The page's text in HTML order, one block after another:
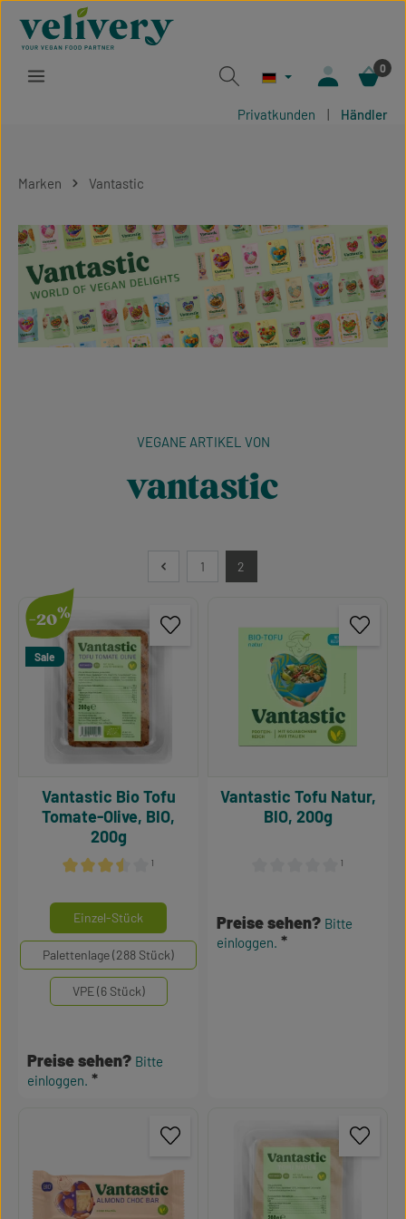
Zum Hauptinhalt springen
0
Privatkunden | Händler
Marken Vantastic
VEGANE ARTIKEL VON
vantastic
Seite
1
Seite
2
-20%
Sale
¹
Vantastic Bio Tofu
Tomate-Olive, BIO,
200g
Mengeneinheiten auswählen
Einzel-Stück
Palettenlage (288 Stück)
VPE (6 Stück)
Preise sehen? Bitte
einloggen.
¹
Vantastic Tofu Natur,
BIO, 200g
Preise sehen? Bitte
einloggen.